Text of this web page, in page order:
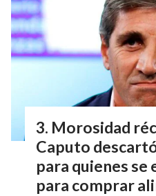
Morosidad
Caputo
para quienes se
para comprar